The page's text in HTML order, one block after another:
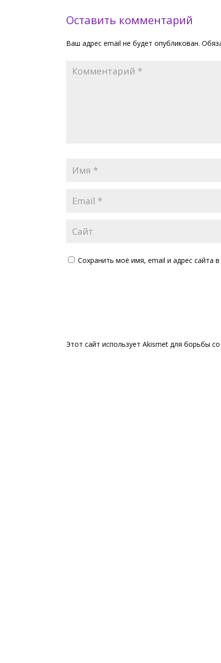
Оставить комментарий
Ваш адрес email не будет опубликован.
Сохранить моё имя, email и адрес сайта
Этот сайт использует Akismet для борьбы